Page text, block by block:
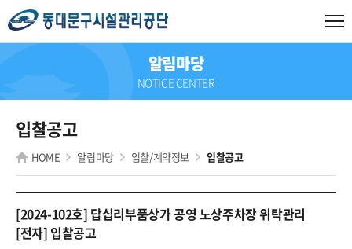
알림마당
NOTICE CENTER
입찰공고
HOME 알림마당 입찰/계약정보 입찰공고
[2024-102호] 답십리부품상가 공영 노상주차장 위탁관리
[전자] 입찰공고